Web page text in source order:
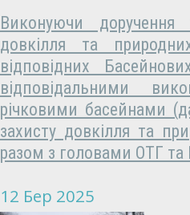
Виконуючи доручення
довкілля та
відповідних
відповідальними
річковими басейнами
захисту довкілля та
разом з головами ОТГ
12 Бер 2025